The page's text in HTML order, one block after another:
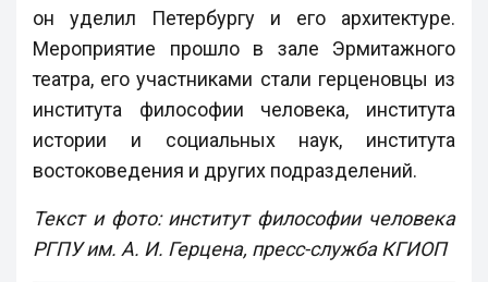
он уделил Петербургу и его архитектуре.
Мероприятие прошло в зале Эрмитажного
театра, его участниками стали герценовцы из
института философии человека, института
истории и социальных наук, института
востоковедения и других подразделений.
Текст и фото: институт философии человека
РГПУ им. А. И. Герцена, пресс-служба КГИОП